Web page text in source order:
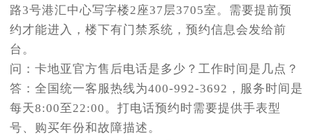
路3号港汇中心写字楼2座37层3705室。需要提前预
约才能进入，楼下有门禁系统，预约信息会发给前
台。
问：卡地亚官方售后电话是多少？工作时间是几点？
答：全国统一客服热线为400-992-3692，服务时间是
每天8:00至22:00。打电话预约时需要提供手表型
号、购买年份和故障描述。